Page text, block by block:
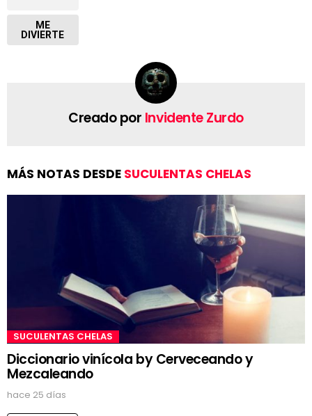
ME
DIVIERTE
Creado por Invidente Zurdo
MÁS NOTAS DESDE SUCULENTAS CHELAS
SUCULENTAS CHELAS
Diccionario vinícola by Cerveceando y
Mezcaleando
hace 25 días